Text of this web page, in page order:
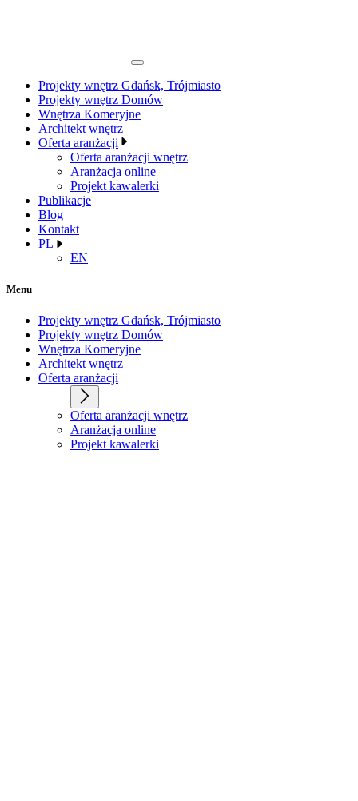
Projekty wnętrz Gdańsk, Trójmiasto
Projekty wnętrz Domów
Wnętrza Komeryjne
Architekt wnętrz
Oferta aranżacji
Oferta aranżacji wnętrz
Aranżacja online
Projekt kawalerki
Publikacje
Blog
Kontakt
PL
EN
Menu
Projekty wnętrz Gdańsk, Trójmiasto
Projekty wnętrz Domów
Wnętrza Komeryjne
Architekt wnętrz
Oferta aranżacji
Oferta aranżacji wnętrz
Aranżacja online
Projekt kawalerki